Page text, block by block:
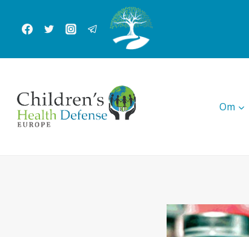
content
Om